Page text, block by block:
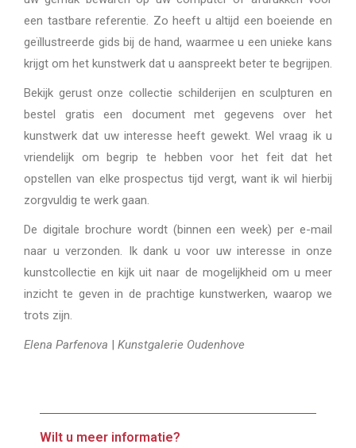
een tastbare referentie. Zo heeft u altijd een boeiende en
geïllustreerde gids bij de hand, waarmee u een unieke kans
krijgt om het kunstwerk dat u aanspreekt beter te begrijpen.
Bekijk gerust onze collectie schilderijen en sculpturen en
bestel gratis een document met gegevens over het
kunstwerk dat uw interesse heeft gewekt. Wel vraag ik u
vriendelijk om begrip te hebben voor het feit dat het
opstellen van elke prospectus tijd vergt, want ik wil hierbij
zorgvuldig te werk gaan.
De digitale brochure wordt (binnen een week) per e-mail
naar u verzonden. Ik dank u voor uw interesse in onze
kunstcollectie en kijk uit naar de mogelijkheid om u meer
inzicht te geven in de prachtige kunstwerken, waarop we
trots zijn.
Elena Parfenova | Kunstgalerie Oudenhove
Wilt u meer informatie?